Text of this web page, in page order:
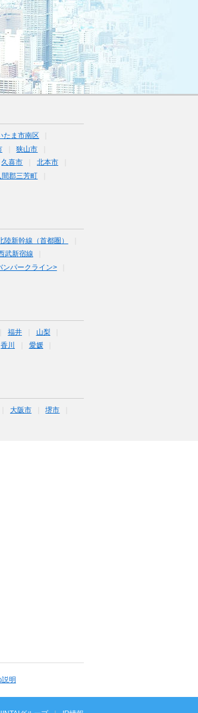
たま市南区
狭山市
久喜市
北本市
間郡三芳町
陸新幹線（首都圏）
武新宿線
ンパークライン>
福井
山梨
香川
愛媛
大阪市
堺市
明